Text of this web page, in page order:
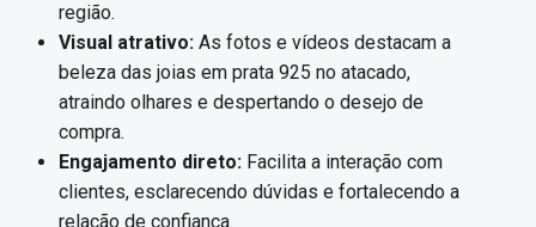
região.
Visual atrativo: As fotos e vídeos destacam a
beleza das joias em prata 925 no atacado,
atraindo olhares e despertando o desejo de
compra.
Engajamento direto: Facilita a interação com
clientes, esclarecendo dúvidas e fortalecendo a
relação de confiança.